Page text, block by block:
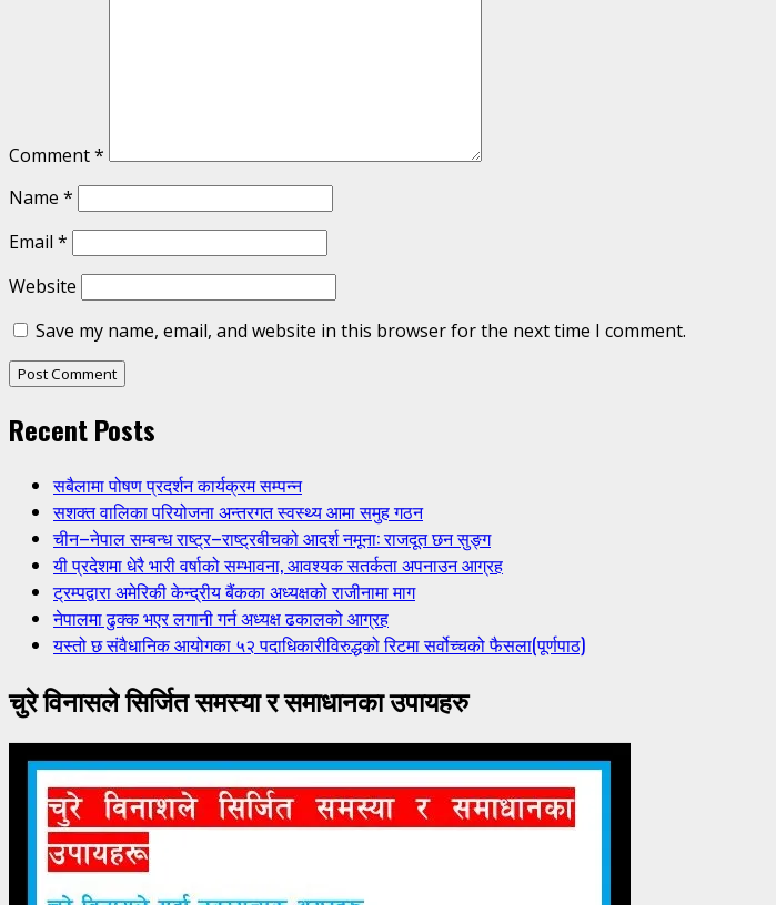
Comment*
Name *
Email *
Website
Save my name, email, and website in this browser for the next time I comment.
Recent Posts
सबैलामा पोषण प्रदर्शन कार्यक्रम सम्पन्न
सशक्त वालिका परियोजना अन्तरगत स्वस्थ्य आमा समुह गठन
चीन–नेपाल सम्बन्ध राष्ट्र–राष्ट्रबीचको आदर्श नमूना: राजदूत छन सुङ्ग
यी प्रदेशमा धेरै भारी वर्षाको सम्भावना, आवश्यक सतर्कता अपनाउन आग्रह
ट्रम्पद्वारा अमेरिकी केन्द्रीय बैंकका अध्यक्षको राजीनामा माग
नेपालमा ढुक्क भएर लगानी गर्न अध्यक्ष ढकालको आग्रह
यस्तो छ संवैधानिक आयोगका ५२ पदाधिकारीविरुद्धको रिटमा सर्वोच्चको फैसला(पूर्णपाठ)
चुरे विनासले सिर्जित समस्या र समाधानका उपायहरु